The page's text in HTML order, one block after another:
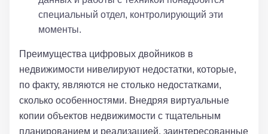
специальный отдел, контролирующий эти
моменты.
Преимущества цифровых двойников в
недвижимости нивелируют недостатки, которые,
по факту, являются не столько недостатками,
сколько особенностями. Внедряя виртуальные
копии объектов недвижимости с тщательным
планированием и реализацией, заинтересованные